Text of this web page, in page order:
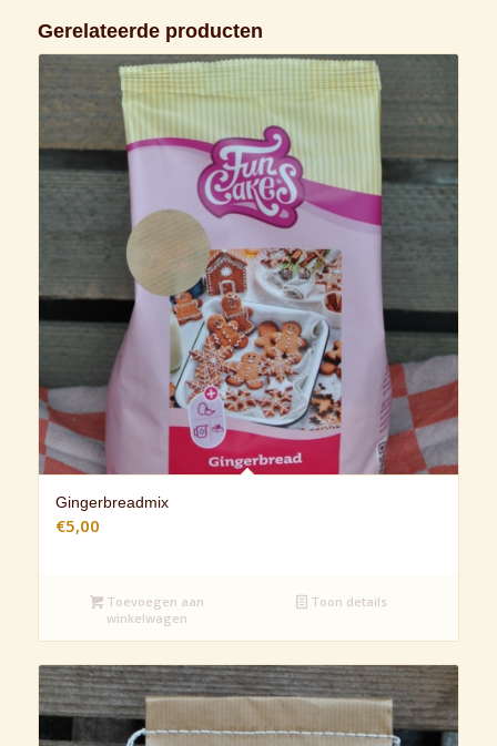
Gerelateerde producten
Gingerbreadmix
€5,00
Toevoegen aan
winkelwagen
Toon details